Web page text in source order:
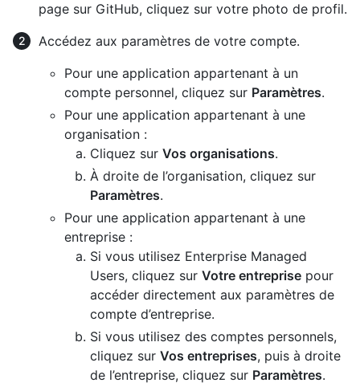
page sur GitHub, cliquez sur votre photo de profil.
Accédez aux paramètres de votre compte.
Pour une application appartenant à un
compte personnel, cliquez sur Paramètres.
Pour une application appartenant à une
organisation :
Cliquez sur Vos organisations.
À droite de l’organisation, cliquez sur
Paramètres.
Pour une application appartenant à une
entreprise :
Si vous utilisez Enterprise Managed
Users, cliquez sur Votre entreprise pour
accéder directement aux paramètres de
compte d’entreprise.
Si vous utilisez des comptes personnels,
cliquez sur Vos entreprises, puis à droite
de l’entreprise, cliquez sur Paramètres.